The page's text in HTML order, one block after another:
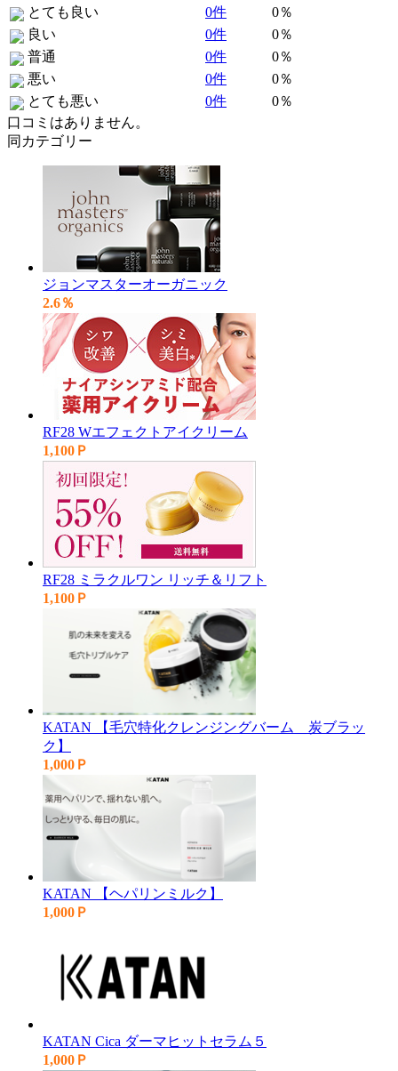
とても良い
0件
0％
良い
0件
0％
普通
0件
0％
悪い
0件
0％
とても悪い
0件
0％
口コミはありません。
同カテゴリー
ジョンマスターオーガニック
2.6％
RF28 Wエフェクトアイクリーム
1,100Ｐ
RF28 ミラクルワン リッチ＆リフト
1,100Ｐ
KATAN 【毛穴特化クレンジングバーム＿炭ブラッ
ク】
1,000Ｐ
KATAN 【ヘパリンミルク】
1,000Ｐ
KATAN Cica ダーマヒットセラム５
1,000Ｐ